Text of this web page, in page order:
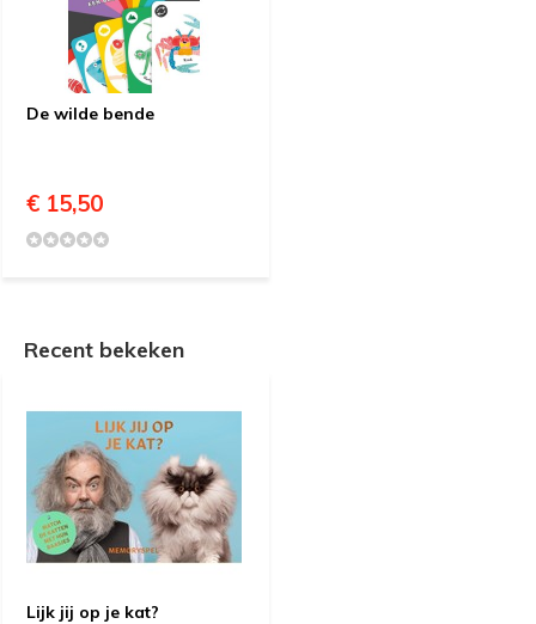
De wilde bende
€ 15,50
Recent bekeken
Lijk jij op je kat?